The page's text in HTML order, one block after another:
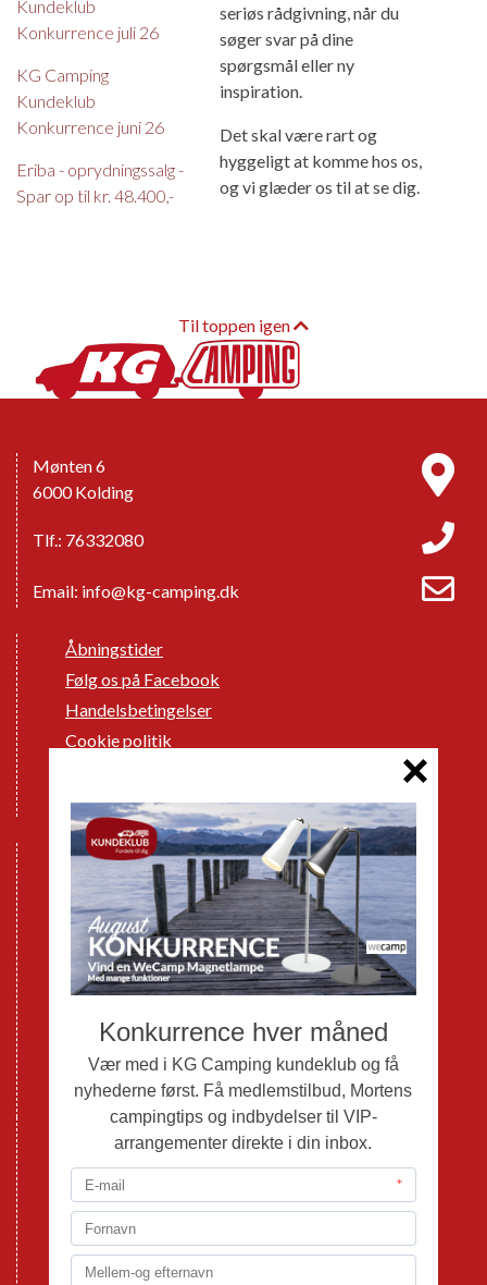
Kundeklub
Konkurrence juli 26
KG Camping
Kundeklub
Konkurrence juni 26
Eriba - oprydningssalg -
Spar op til kr. 48.400,-
seriøs rådgivning, når du
søger svar på dine
spørgsmål eller ny
inspiration.
Det skal være rart og
hyggeligt at komme hos os,
og vi glæder os til at se dig.
Til toppen igen
Mønten 6
6000 Kolding
Tlf.: 76332080
Email: info@kg-camping.dk
Åbningstider
Følg os på Facebook
Handelsbetingelser
Cookie politik
GPDR - Optagelse af foto og video
Nye Campingvogne
Nye Autocampere og Vans
Brugte Campingvogne
Brugte Autocampere og Vans
Webshop
Mortens Campingtips
KG Camping Kundeklub
Nyheder
Adria Vans
Adria Autocampere
Eriba
Fendt